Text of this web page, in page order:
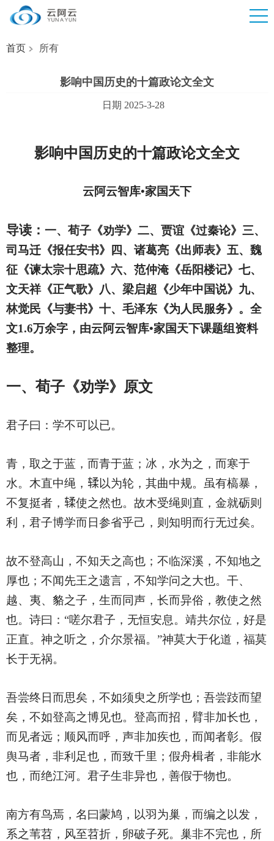
首页 所有
影响中国历史的十篇政论文全文
日期 2025-3-28
影响中国历史的十篇政论文全文
云阿云智库•家国天下
导读： 一、荀子《劝学》二、贾谊《过秦论》三、
司马迁《报任安书》四、诸葛亮《出师表》五、魏
征《谏太宗十思疏》六、范仲淹《岳阳楼记》七、
文天祥《正气歌》八、梁启超《少年中国说》九、
林觉民《与妻书》十、毛泽东《为人民服务》。全
文1.6万余字，由云阿云智库•家国天下课题组资料
整理。
一、荀子《劝学》 原文
君子曰：学不可以已。
青，取之于蓝，而青于蓝；冰，水为之，而寒于
水。木直中绳， 𫐓以为轮，其曲中规。虽有槁暴，
不复挺者， 𫐓使之然也。故木受绳则直，金就砺则
利，君子博学而日参省乎己，则知明而行无过矣。
故不登高山，不知天之高也；不临深溪，不知地之
厚也；不闻先王之遗言，不知学问之大也。干、
越、夷、貉之子，生而同声，长而异俗，教使之然
也。诗曰：“嗟尔君子，无恒安息。靖共尔位，好是
正直。神之听之，介尔景福。”神莫大于化道，福莫
长于无祸。
吾尝终日而思矣，不如须臾之所学也；吾尝跂而望
矣，不如登高之博见也。登高而招，臂非加长也，
而见者远；顺风而呼，声非加疾也，而闻者彰。假
舆马者，非利足也，而致千里；假舟楫者，非能水
也，而绝江河。君子生非异也，善假于物也。
南方有鸟焉，名曰蒙鸠，以羽为巢，而编之以发，
系之苇苕，风至苕折，卵破子死。巢非不完也，所